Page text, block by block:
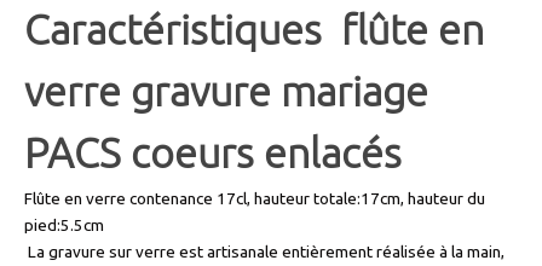
Caractéristiques flûte en
verre gravure mariage
PACS coeurs enlacés
Flûte en verre contenance 17cl, hauteur totale:17cm, hauteur du
pied:5.5cm
La gravure sur verre est artisanale entièrement réalisée à la main,